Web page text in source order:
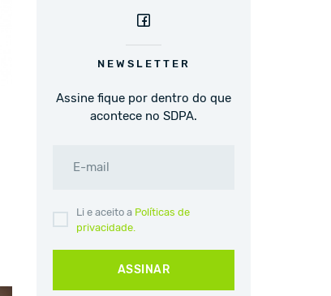
NEWSLETTER
Assine fique por dentro do que
acontece no SDPA.
E-mail
Li e aceito a Políticas de
privacidade.
ASSINAR